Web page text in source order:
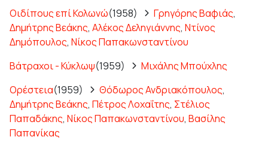
Οιδίπους επί Κολωνώ(1958) Γρηγόρης Βαφιάς,
Δημήτρης Βεάκης, Αλέκος Δεληγιάννης, Ντίνος
Δημόπουλος, Νίκος Παπακωνσταντίνου
Βάτραχοι - Κύκλωψ(1959)
Μιχάλης Μπούχλης
Ορέστεια(1959) Θόδωρος Ανδριακόπουλος,
Δημήτρης Βεάκης, Πέτρος Λοχαΐτης, Στέλιος
Παπαδάκης, Νίκος Παπακωνσταντίνου, Βασίλης
Παπανίκας